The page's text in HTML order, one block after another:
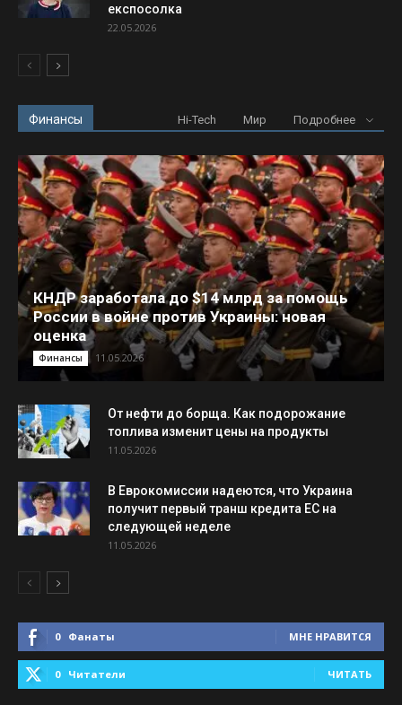
експосолка
22.05.2026
Финансы Hi-Tech Мир Подробнее
КНДР заработала до $14 млрд за помощь
России в войне против Украины: новая
оценка
Финансы 11.05.2026
От нефти до борща. Как подорожание
топлива изменит цены на продукты
11.05.2026
В Еврокомиссии надеются, что Украина
получит первый транш кредита ЕС на
следующей неделе
11.05.2026
0 Фанаты МНЕ НРАВИТСЯ
0 Читатели ЧИТАТЬ